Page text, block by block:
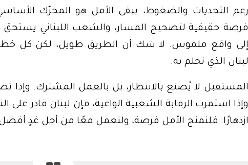
رغم التحديات والضغوط، يبقى الأمل هو المحرّك
فرصة حقيقية لتصحيح المسار، والشعب اللبناني يستحق
إلى واقع ملموس. لا شك أن الطريق طويل، لكن كل
لبنان الذي نحلم به.
المستقبل لا يُصنع بالانتظار، بل بالعمل المشترك. وإذا
وإذا استمرت الرقابة الشعبية الواعية، فإن لبنان قادر على
ازدهارًا. فلنمنح الأمل فرصة، ولنعمل معًا من أجل غدٍ